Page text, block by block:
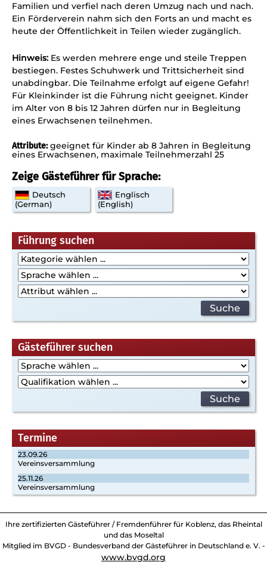
Familien und verfiel nach deren Umzug nach und nach.
Ein Förderverein nahm sich den Forts an und macht es
heute der Öffentlichkeit in Teilen wieder zugänglich.
Hinweis: Es werden mehrere enge und steile Treppen
bestiegen. Festes Schuhwerk und Trittsicherheit sind
unabdingbar. Die Teilnahme erfolgt auf eigene Gefahr!
Für Kleinkinder ist die Führung nicht geeignet. Kinder
im Alter von 8 bis 12 Jahren dürfen nur in Begleitung
eines Erwachsenen teilnehmen.
Attribute:geeignet für Kinder ab 8 Jahren in Begleitung
eines Erwachsenen maximale Teilnehmerzahl 25
Zeige Gästeführer für Sprache:
Deutsch
(German)
Englisch
(English)
Führung suchen
Gästeführer suchen
Termine
23.09.26
Vereinsversammlung
25.11.26
Vereinsversammlung
Ihre zertifizierten Gästeführer / Fremdenführer für Koblenz, das Rheintal
und das Moseltal
Mitglied im BVGD - Bundesverband der Gästeführer in Deutschland e. V. -
www.bvgd.org